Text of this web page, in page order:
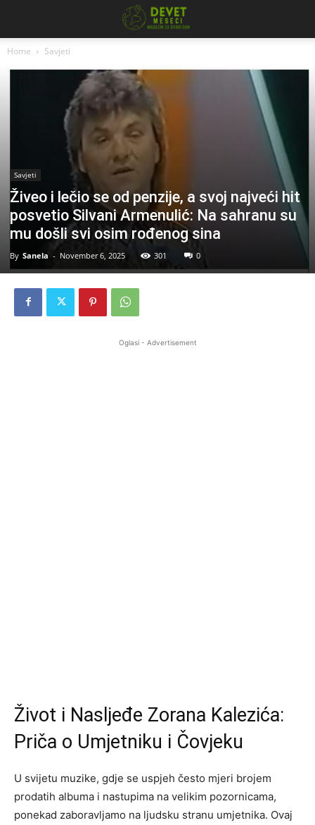
Home Savjeti
Savjeti
Živeo i lečio se od penzije, a svoj najveći hit
posvetio Silvani Armenulić: Na sahranu su
mu došli svi osim rođenog sina
By Sanela - November 6, 2025 301 0
Oglasi - Advertisement
Život i Nasljeđe Zorana Kalezića:
Priča o Umjetniku i Čovjeku
U svijetu muzike, gdje se uspjeh često mjeri brojem
prodatih albuma i nastupima na velikim pozornicama,
ponekad zaboravljamo na ljudsku stranu umjetnika. Ovaj